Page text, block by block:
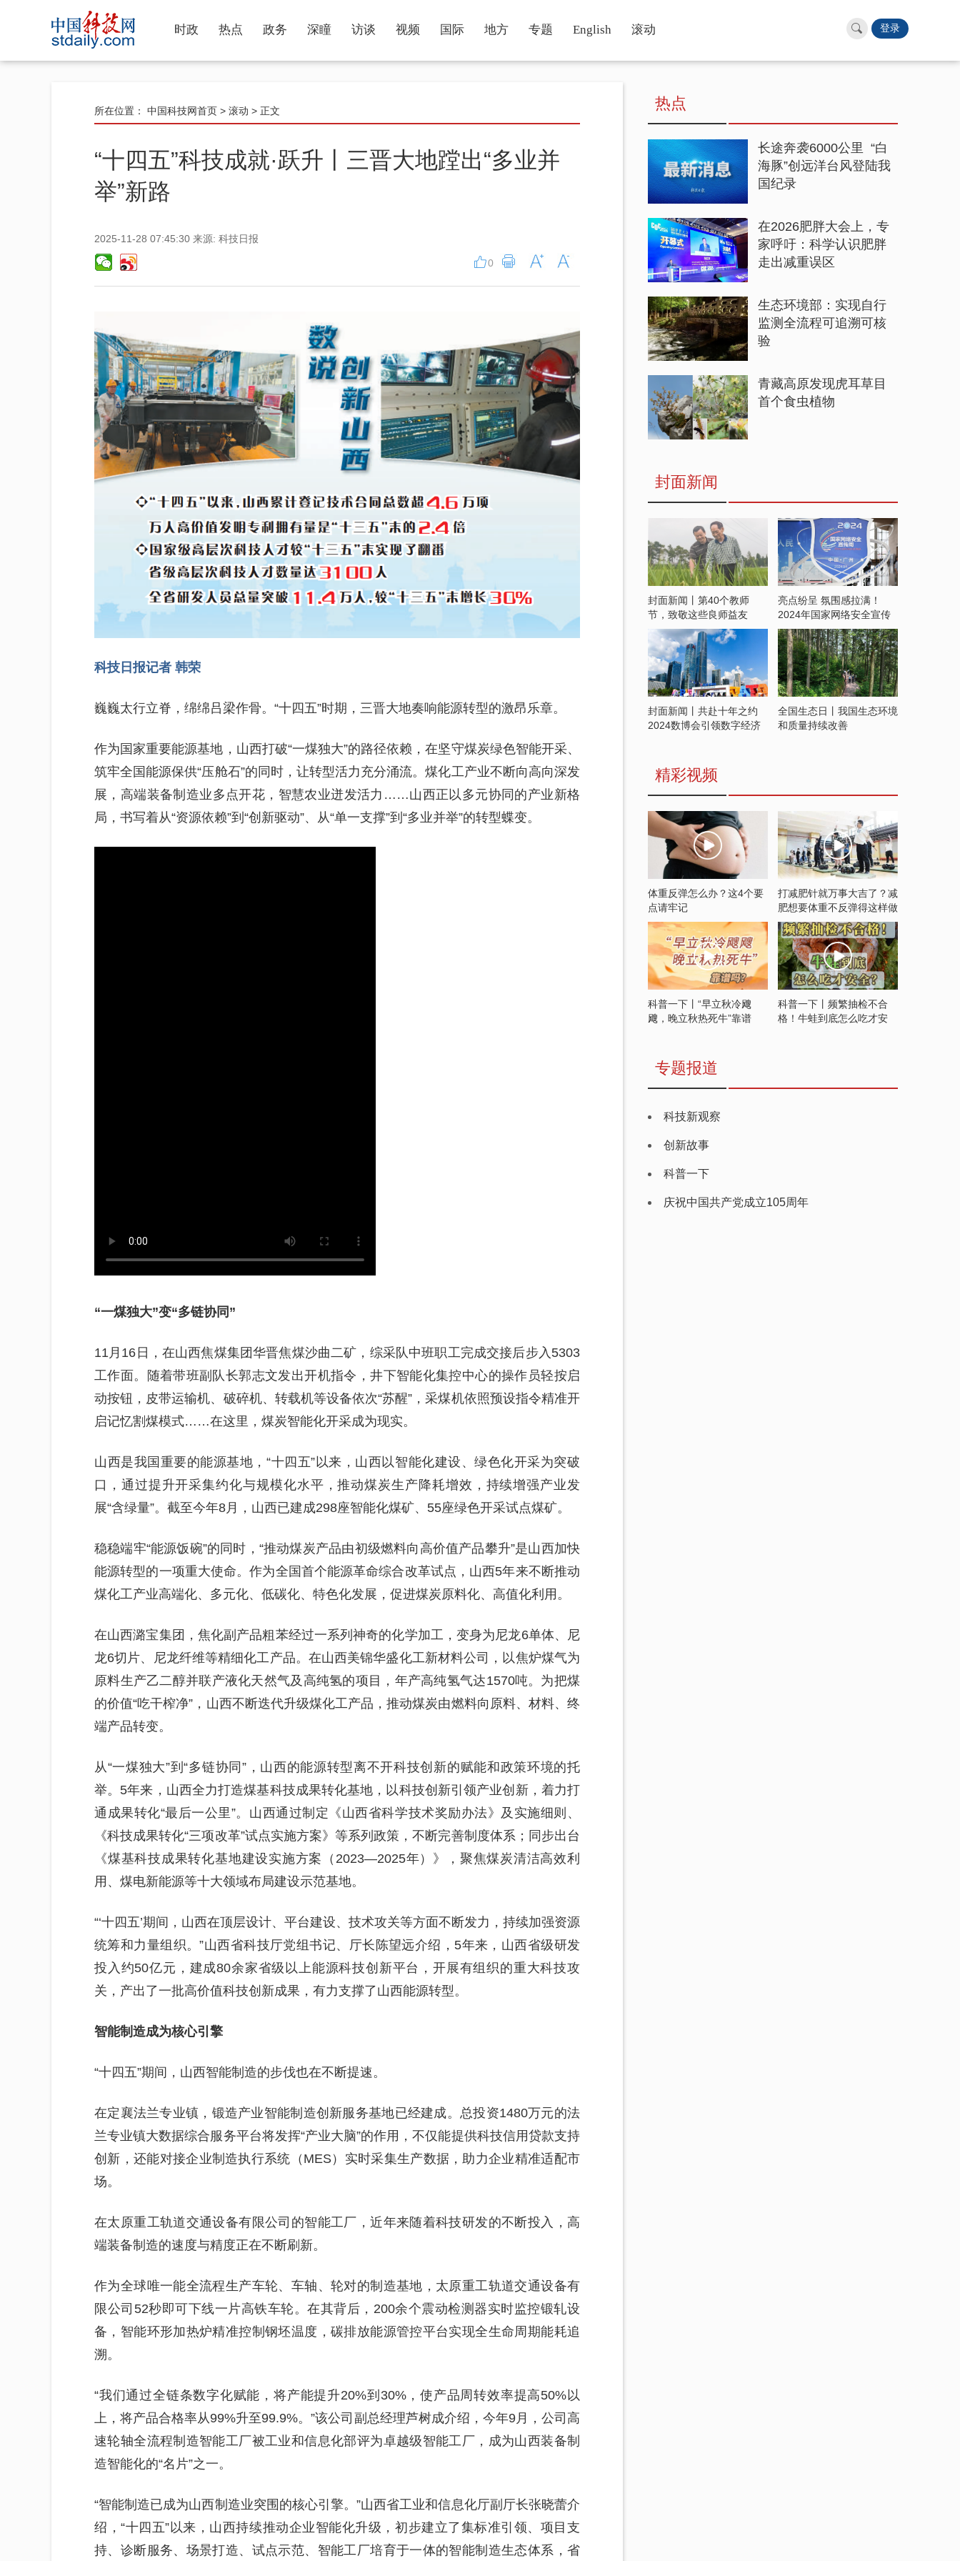
时政 热点 政务 深瞳 访谈 视频 国际 地方 专题 English 滚动 登录
所在位置： 中国科技网首页 > 滚动 > 正文
“十四五”科技成就·跃升丨三晋大地蹚出“多业并
举”新路
2025-11-28 07:45:30 来源: 科技日报
0
科技日报记者 韩荣
巍巍太行立脊，绵绵吕梁作骨。“十四五”时期，三晋大地奏响能源转型的激昂乐章。
作为国家重要能源基地，山西打破“一煤独大”的路径依赖，在坚守煤炭绿色智能开采、
筑牢全国能源保供“压舱石”的同时，让转型活力充分涌流。煤化工产业不断向高向深发
展，高端装备制造业多点开花，智慧农业迸发活力……山西正以多元协同的产业新格
局，书写着从“资源依赖”到“创新驱动”、从“单一支撑”到“多业并举”的转型蝶变。
“一煤独大”变“多链协同”
11月16日，在山西焦煤集团华晋焦煤沙曲二矿，综采队中班职工完成交接后步入5303
工作面。随着带班副队长郭志文发出开机指令，井下智能化集控中心的操作员轻按启
动按钮，皮带运输机、破碎机、转载机等设备依次“苏醒”，采煤机依照预设指令精准开
启记忆割煤模式……在这里，煤炭智能化开采成为现实。
山西是我国重要的能源基地，“十四五”以来，山西以智能化建设、绿色化开采为突破
口，通过提升开采集约化与规模化水平，推动煤炭生产降耗增效，持续增强产业发
展“含绿量”。截至今年8月，山西已建成298座智能化煤矿、55座绿色开采试点煤矿。
稳稳端牢“能源饭碗”的同时，“推动煤炭产品由初级燃料向高价值产品攀升”是山西加快
能源转型的一项重大使命。作为全国首个能源革命综合改革试点，山西5年来不断推动
煤化工产业高端化、多元化、低碳化、特色化发展，促进煤炭原料化、高值化利用。
在山西潞宝集团，焦化副产品粗苯经过一系列神奇的化学加工，变身为尼龙6单体、尼
龙6切片、尼龙纤维等精细化工产品。在山西美锦华盛化工新材料公司，以焦炉煤气为
原料生产乙二醇并联产液化天然气及高纯氢的项目，年产高纯氢气达1570吨。为把煤
的价值“吃干榨净”，山西不断迭代升级煤化工产品，推动煤炭由燃料向原料、材料、终
端产品转变。
从“一煤独大”到“多链协同”，山西的能源转型离不开科技创新的赋能和政策环境的托
举。5年来，山西全力打造煤基科技成果转化基地，以科技创新引领产业创新，着力打
通成果转化“最后一公里”。山西通过制定《山西省科学技术奖励办法》及实施细则、
《科技成果转化“三项改革”试点实施方案》等系列政策，不断完善制度体系；同步出台
《煤基科技成果转化基地建设实施方案（2023—2025年）》，聚焦煤炭清洁高效利
用、煤电新能源等十大领域布局建设示范基地。
“‘十四五’期间，山西在顶层设计、平台建设、技术攻关等方面不断发力，持续加强资源
统筹和力量组织。”山西省科技厅党组书记、厅长陈望远介绍，5年来，山西省级研发
投入约50亿元，建成80余家省级以上能源科技创新平台，开展有组织的重大科技攻
关，产出了一批高价值科技创新成果，有力支撑了山西能源转型。
智能制造成为核心引擎
“十四五”期间，山西智能制造的步伐也在不断提速。
在定襄法兰专业镇，锻造产业智能制造创新服务基地已经建成。总投资1480万元的法
兰专业镇大数据综合服务平台将发挥“产业大脑”的作用，不仅能提供科技信用贷款支持
创新，还能对接企业制造执行系统（MES）实时采集生产数据，助力企业精准适配市
场。
在太原重工轨道交通设备有限公司的智能工厂，近年来随着科技研发的不断投入，高
端装备制造的速度与精度正在不断刷新。
作为全球唯一能全流程生产车轮、车轴、轮对的制造基地，太原重工轨道交通设备有
限公司52秒即可下线一片高铁车轮。在其背后，200余个震动检测器实时监控锻轧设
备，智能环形加热炉精准控制钢坯温度，碳排放能源管控平台实现全生命周期能耗追
溯。
“我们通过全链条数字化赋能，将产能提升20%到30%，使产品周转效率提高50%以
上，将产品合格率从99%升至99.9%。”该公司副总经理芦树成介绍，今年9月，公司高
速轮轴全流程制造智能工厂被工业和信息化部评为卓越级智能工厂，成为山西装备制
造智能化的“名片”之一。
“智能制造已成为山西制造业突围的核心引擎。”山西省工业和信息化厅副厅长张晓蕾介
绍，“十四五”以来，山西持续推动企业智能化升级，初步建立了集标准引领、项目支
持、诊断服务、场景打造、试点示范、智能工厂培育于一体的智能制造生态体系，省
热点
长途奔袭6000公里 “白
海豚”创远洋台风登陆我
国纪录
在2026肥胖大会上，专
家呼吁：科学认识肥胖
走出减重误区
生态环境部：实现自行
监测全流程可追溯可核
验
青藏高原发现虎耳草目
首个食虫植物
封面新闻
封面新闻丨第40个教师
节，致敬这些良师益友
亮点纷呈 氛围感拉满！
2024年国家网络安全宣传
周开启
封面新闻丨共赴十年之约
2024数博会引领数字经济
全国生态日丨我国生态环境
和质量持续改善
精彩视频
体重反弹怎么办？这4个要
点请牢记
打减肥针就万事大吉了？减
肥想要体重不反弹得这样做
科普一下丨“早立秋冷飕
飕，晚立秋热死牛”靠谱
科普一下丨频繁抽检不合
格！牛蛙到底怎么吃才安
专题报道
科技新观察
创新故事
科普一下
庆祝中国共产党成立105周年